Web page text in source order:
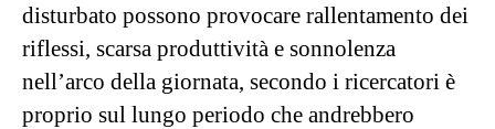
disturbato possono provocare rallentamento dei
riflessi, scarsa produttività e sonnolenza
nell’arco della giornata, secondo i ricercatori è
proprio sul lungo periodo che andrebbero